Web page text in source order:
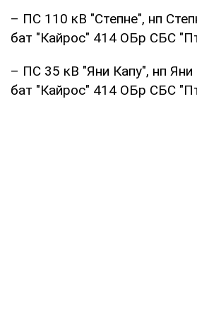
– ПС 110 кВ "Степне", нп
бат "Кайрос" 414 ОБр СБС
– ПС 35 кВ "Яни Капу", нп
бат "Кайрос" 414 ОБр СБС